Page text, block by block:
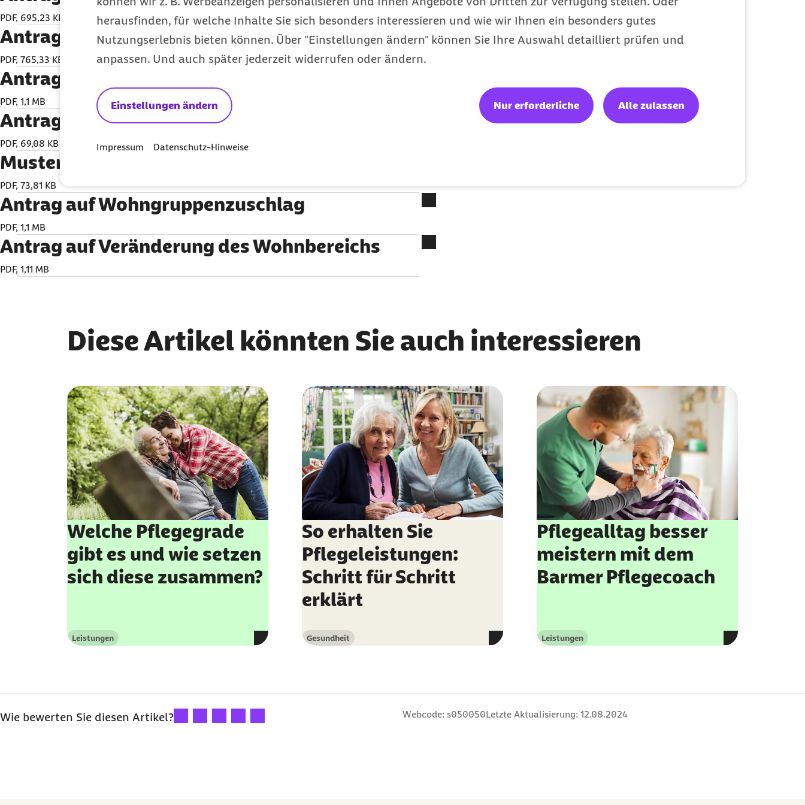
herausfinden, für welche Inhalte Sie sich besonders interessieren und wie wir Ihnen ein besonders gutes
Nutzungserlebnis bieten können. Über "Einstellungen ändern" können Sie Ihre Auswahl detailliert prüfen und
anpassen. Und auch später jederzeit widerrufen oder ändern.
Einstellungen ändern Nur erforderliche Alle zulassen
Impressum Datenschutz-Hinweise
gibt Ihnen unser Faltblatt"Veränderung des Wohnbereiches - Wann zahlt
die Pflegekasse?" .
PDF, 695,23 KB
Antrag auf Umstellung der Pflegeleistung
PDF, 765,33 KB
Antrag auf Kurzzeitpflege
PDF, 1,1 MB
Antrag auf Verhinderungspflege
PDF, 69,08 KB
Musterrechnung Verhinderungspflege
PDF, 73,81 KB
Antrag auf Wohngruppenzuschlag
PDF, 1,1 MB
Antrag auf Veränderung des Wohnbereichs
PDF, 1,11 MB
Diese Artikel könnten Sie auch interessieren
Welche Pflegegrade
gibt es und wie setzen
sich diese zusammen?
Kategorie
Leistungen
So erhalten Sie
Pflegeleistungen:
Schritt für Schritt
erklärt
Kategorie
Gesundheit
Pflegealltag besser
meistern mit dem
Barmer Pflegecoach
Kategorie
Leistungen
Wie bewerten Sie diesen Artikel?Ihre Bewertung: 1 Stern
Ihre Bewertung: 2 Sterne
Ihre Bewertung: 3 Sterne
Ihre Bewertung: 4 Sterne
Ihre Bewertung: 5 Sterne Webcode: s050050Letzte Aktualisierung: 12.08.2024